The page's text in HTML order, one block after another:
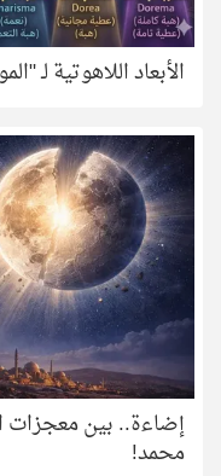
الأبعاد اللاهوتية لـ
إضاءة.. بين معجزات
محمد!